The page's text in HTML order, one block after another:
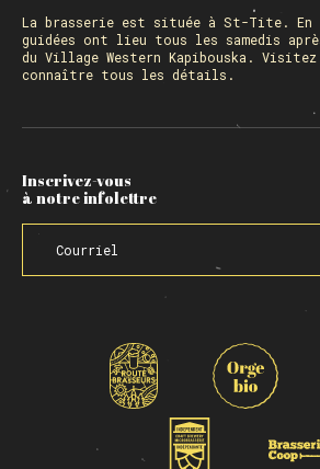
La brasserie est située à St-Tite. En
guidées ont lieu tous les samedis
du Village Western Kapibouska. Visitez
connaître tous les détails.
Inscrivez-vous
à notre infolettre